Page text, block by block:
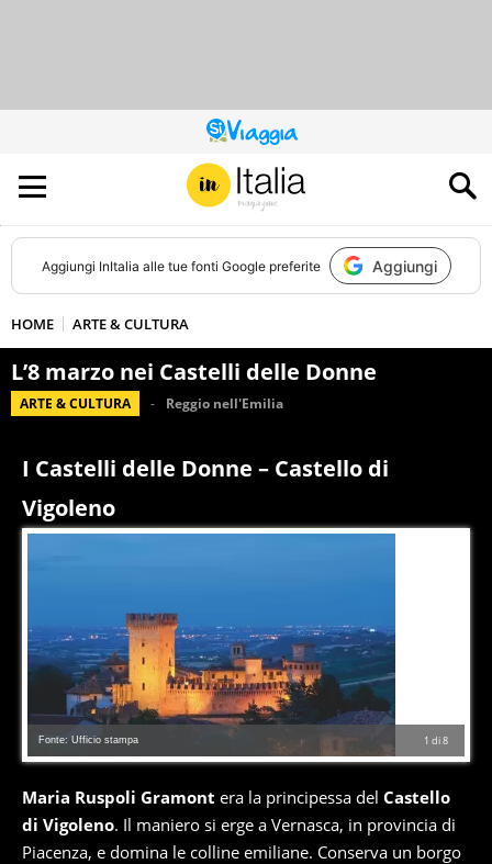
QUESTO
SITO
CONTRIBUISCE
ALL’AUDIENCE
DI
Aggiungi InItalia alle tue fonti Google preferite Aggiungi
HOME ARTE & CULTURA
L’8 marzo nei Castelli delle Donne
ARTE & CULTURA Reggio nell'Emilia
I Castelli delle Donne – Castello di
Vigoleno
1 di8
Fonte: Ufficio stampa
Maria Ruspoli Gramont era la principessa del Castello
di Vigoleno. Il maniero si erge a Vernasca, in provincia di
Piacenza, e domina le colline emiliane. Conserva un borgo